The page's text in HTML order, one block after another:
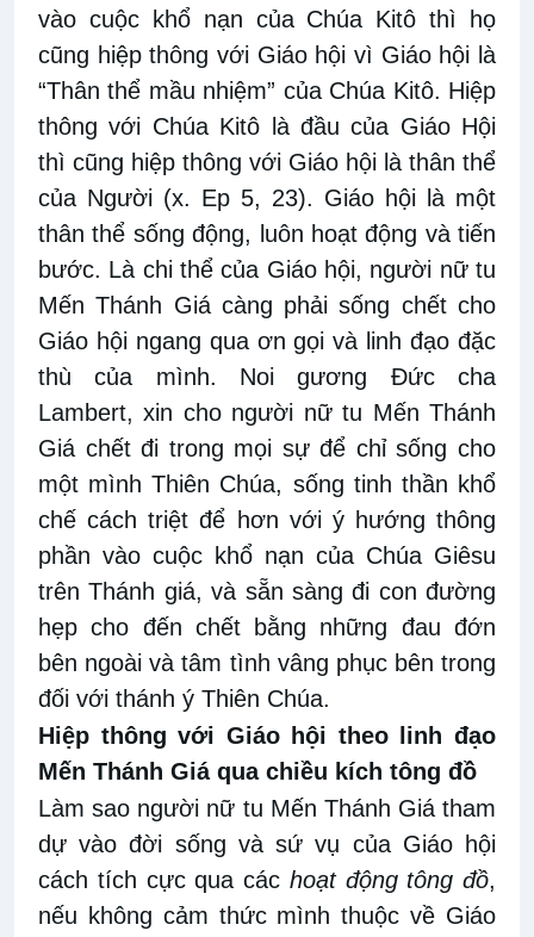
vào cuộc khổ nạn của Chúa Kitô thì họ
cũng hiệp thông với Giáo hội vì Giáo hội là
“Thân thể mầu nhiệm” của Chúa Kitô. Hiệp
thông với Chúa Kitô là đầu của Giáo Hội
thì cũng hiệp thông với Giáo hội là thân thể
của Người (x. Ep 5, 23). Giáo hội là một
thân thể sống động, luôn hoạt động và tiến
bước. Là chi thể của Giáo hội, người nữ tu
Mến Thánh Giá càng phải sống chết cho
Giáo hội ngang qua ơn gọi và linh đạo đặc
thù của mình. Noi gương Đức cha
Lambert, xin cho người nữ tu Mến Thánh
Giá chết đi trong mọi sự để chỉ sống cho
một mình Thiên Chúa, sống tinh thần khổ
chế cách triệt để hơn với ý hướng thông
phần vào cuộc khổ nạn của Chúa Giêsu
trên Thánh giá, và sẵn sàng đi con đường
hẹp cho đến chết bằng những đau đớn
bên ngoài và tâm tình vâng phục bên trong
đối với thánh ý Thiên Chúa.
Hiệp thông với Giáo hội theo linh đạo
Mến Thánh Giá qua chiều kích tông đồ
Làm sao người nữ tu Mến Thánh Giá tham
dự vào đời sống và sứ vụ của Giáo hội
cách tích cực qua các hoạt động tông đồ,
nếu không cảm thức mình thuộc về Giáo